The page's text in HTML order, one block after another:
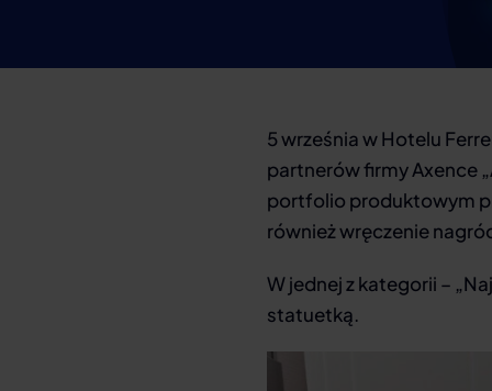
5 września w Hotelu
partnerów firmy Axence
portfolio produktowym
również wręczenie
W jednej z kategorii –
statuetką.